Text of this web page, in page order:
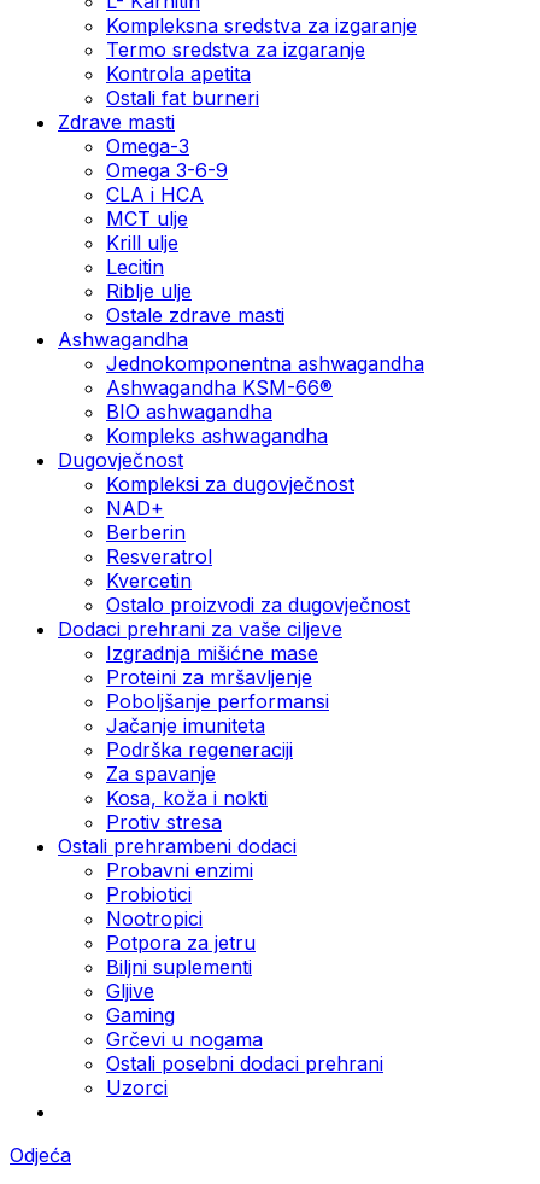
Kompleksna sredstva za izgaranje
Termo sredstva za izgaranje
Kontrola apetita
Ostali fat burneri
Zdrave masti
Omega-3
Omega 3-6-9
CLA i HCA
MCT ulje
Krill ulje
Lecitin
Riblje ulje
Ostale zdrave masti
Ashwagandha
Jednokomponentna ashwagandha
Ashwagandha KSM-66®
BIO ashwagandha
Kompleks ashwagandha
Dugovječnost
Kompleksi za dugovječnost
NAD+
Berberin
Resveratrol
Kvercetin
Ostalo proizvodi za dugovječnost
Dodaci prehrani za vaše ciljeve
Izgradnja mišićne mase
Proteini za mršavljenje
Poboljšanje performansi
Jačanje imuniteta
Podrška regeneraciji
Za spavanje
Kosa, koža i nokti
Protiv stresa
Ostali prehrambeni dodaci
Probavni enzimi
Probiotici
Nootropici
Potpora za jetru
Biljni suplementi
Gljive
Gaming
Grčevi u nogama
Ostali posebni dodaci prehrani
Uzorci
Odjeća